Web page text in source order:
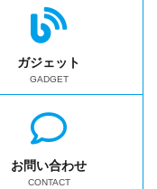
ガジェット
GADGET
お問い合わせ
CONTACT